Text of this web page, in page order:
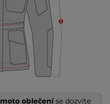
moto oblečeníse dozvíte